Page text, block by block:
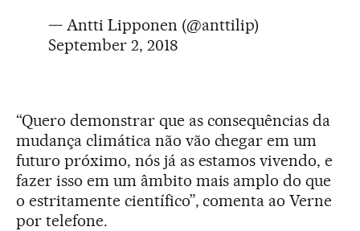
— Antti Lipponen (@anttilip)
September 2, 2018
“Quero demonstrar que as consequências da
mudança climática não vão chegar em um
futuro próximo, nós já as estamos vivendo, e
fazer isso em um âmbito mais amplo do que
o estritamente científico”, comenta ao Verne
por telefone.